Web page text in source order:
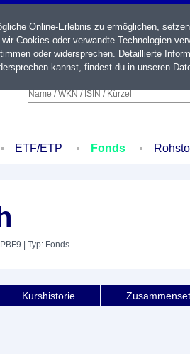
Name / WKN / ISIN / Kürzel
ETF/ETP Fonds
| Typ: Fonds
Kurshistorie
Online-Erlebnis zu ermöglichen,
Cookies oder verwandte Technologien
oder widersprechen. Detaillierte
kannst, findest du in unseren